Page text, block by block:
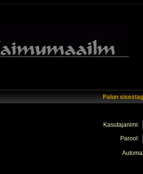
Palun
Kasutajanimi:
Parool: